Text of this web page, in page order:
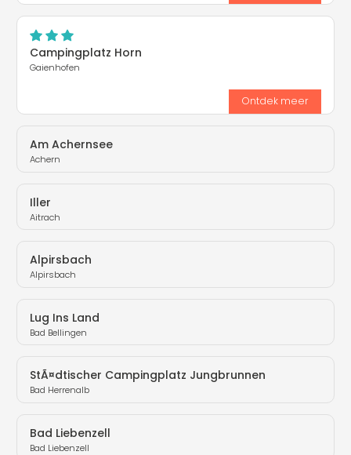
Campingplatz Horn
Gaienhofen
Ontdek meer
Am Achernsee
Achern
Iller
Aitrach
Alpirsbach
Alpirsbach
Lug Ins Land
Bad Bellingen
StÃ¤dtischer Campingplatz Jungbrunnen
Bad Herrenalb
Bad Liebenzell
Bad Liebenzell